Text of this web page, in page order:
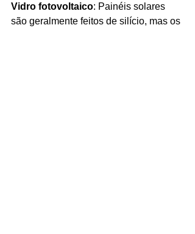
Vidro fotovoltaico: Painéis solares
são geralmente feitos de silício, mas os